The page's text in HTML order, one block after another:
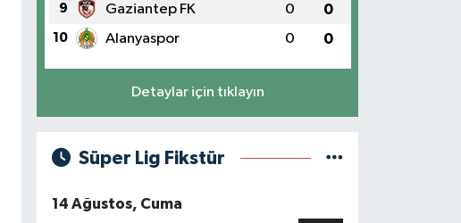
9 Gaziantep FK 0 0
10 Alanyaspor 0 0
Detaylar için tıklayın
Süper Lig Fikstür
14 Ağustos, Cuma